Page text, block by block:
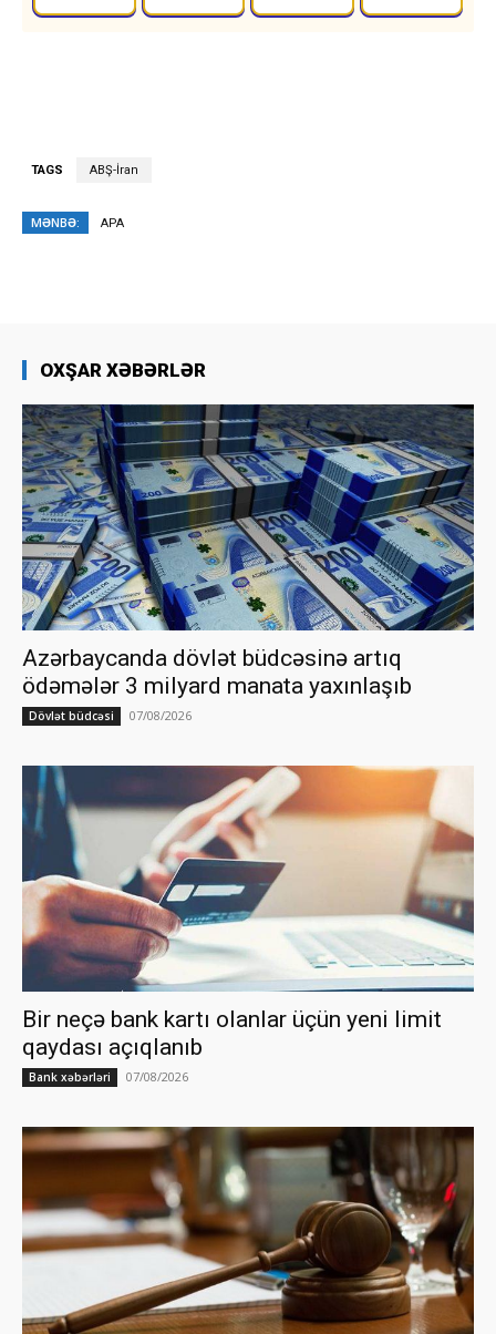
TAGS ABŞ-İran
MƏNBƏ: APA
OXŞAR XƏBƏRLƏR
Azərbaycanda dövlət büdcəsinə artıq
ödəmələr 3 milyard manata yaxınlaşıb
Dövlət büdcəsi 07/08/2026
Bir neçə bank kartı olanlar üçün yeni limit
qaydası açıqlanıb
Bank xəbərləri 07/08/2026